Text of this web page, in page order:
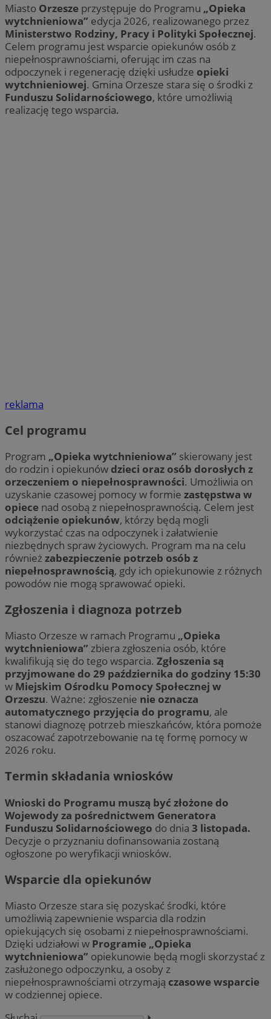
Miasto Orzesze przystępuje do Programu „Opieka
wytchnieniowa” edycja 2026, realizowanego przez
Ministerstwo Rodziny, Pracy i Polityki Społecznej.
Celem programu jest wsparcie opiekunów osób z
niepełnosprawnościami, oferując im czas na
odpoczynek i regenerację dzięki usłudze opieki
wytchnieniowej. Gmina Orzesze stara się o środki z
Funduszu Solidarnościowego, które umożliwią
realizację tego wsparcia.
reklama
Cel programu
Program „Opieka wytchnieniowa” skierowany jest
do rodzin i opiekunów dzieci oraz osób dorosłych z
orzeczeniem o niepełnosprawności. Umożliwia on
uzyskanie czasowej pomocy w formie zastępstwa w
opiece nad osobą z niepełnosprawnością. Celem jest
odciążenie opiekunów, którzy będą mogli
wykorzystać czas na odpoczynek i załatwienie
niezbędnych spraw życiowych. Program ma na celu
równieżzabezpieczenie potrzeb osób z
niepełnosprawnością, gdy ich opiekunowie z różnych
powodów nie mogą sprawować opieki.
Zgłoszenia i diagnoza potrzeb
Miasto Orzesze w ramach Programu „Opieka
wytchnieniowa” zbiera zgłoszenia osób, które
kwalifikują się do tego wsparcia. Zgłoszenia są
przyjmowane do 29 października do godziny 15:30
w Miejskim Ośrodku Pomocy Społecznej w
Orzeszu. Ważne: zgłoszenie nie oznacza
automatycznego przyjęcia do programu, ale
stanowi diagnozę potrzeb mieszkańców, która pomoże
oszacować zapotrzebowanie na tę formę pomocy w
2026 roku.
Termin składania wniosków
Wnioski do Programu muszą być złożone do
Wojewody za pośrednictwem Generatora
Funduszu Solidarnościowego do dnia 3 listopada.
Decyzje o przyznaniu dofinansowania zostaną
ogłoszone po weryfikacji wniosków.
Wsparcie dla opiekunów
Miasto Orzesze stara się pozyskać środki, które
umożliwią zapewnienie wsparcia dla rodzin
opiekujących się osobami z niepełnosprawnościami.
Dzięki udziałowi w Programie „Opieka
wytchnieniowa” opiekunowie będą mogli skorzystać z
zasłużonego odpoczynku, a osoby z
niepełnosprawnościami otrzymają czasowe wsparcie
w codziennej opiece.